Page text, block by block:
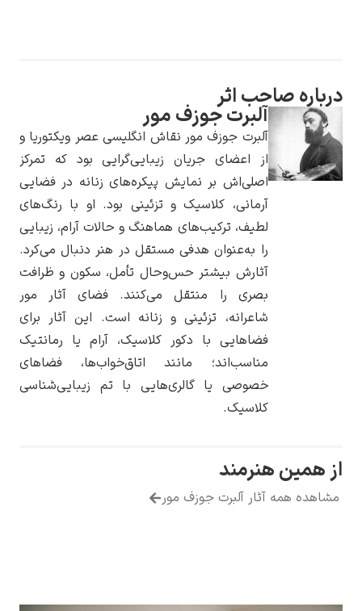
پیر آگوست رنوآر
یوهانس فرمیر
پرفروش‌ترین
صاحب اثر
آلبرت جوزف مور
آلبرت جوزف مور نقاش انگلیسی عصر ویکتوریا و
از اعضای جریان زیبایی‌گرایی بود که تمرکز
اصلی‌اش بر نمایش پیکره‌های زنانه در فضایی
آرمانی، کلاسیک و تزئینی بود. او با رنگ‌های
لطیف، ترکیب‌های هماهنگ و حالات آرام، زیبایی
را به‌عنوان هدفی مستقل در هنر دنبال می‌کرد.
آثارش بیشتر حس‌وحال تأمل، سکون و ظرافت
بصری را منتقل می‌کنند. فضای آثار مور
شاعرانه، تزئینی و زنانه است. این آثار برای
فضاهایی با دکور کلاسیک، آرام یا رمانتیک
مناسب‌اند؛ مانند اتاق‌خواب‌ها، فضاهای
خصوصی یا گالری‌هایی با تم زیبایی‌شناسی
هنرمند
آثار آلبرت جوزف مور